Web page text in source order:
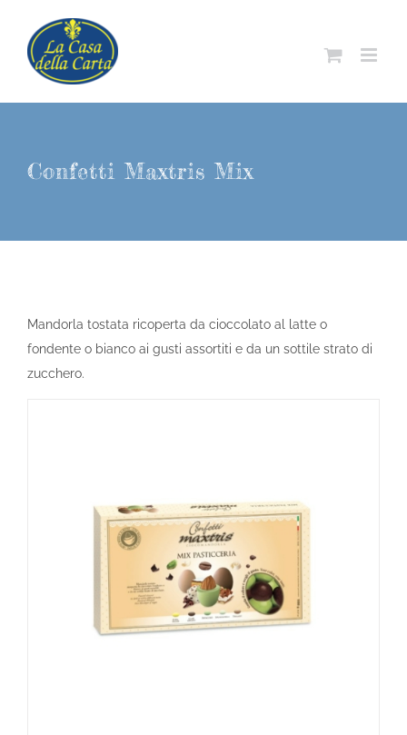
contenuto
Confetti Maxtris Mix
Mandorla tostata ricoperta da cioccolato al latte o
fondente o bianco ai gusti assortiti e da un sottile strato di
zucchero.